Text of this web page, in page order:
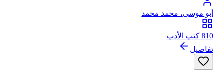
أبو موسى، محمد محمد
810 كتب الأدب
تفاصيل